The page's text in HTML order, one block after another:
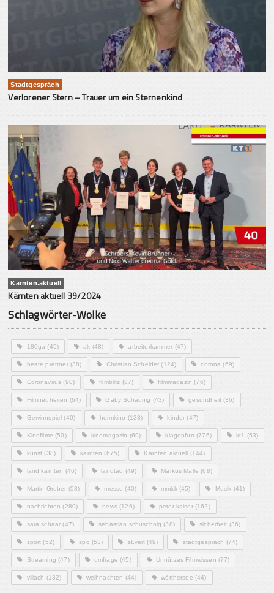
Stadtgespräch
Verlorener Stern – Trauer um ein Sternenkind
Kärnten.aktuell
Kärnten aktuell 39/2024
Schlagwörter-Wolke
180ga (45) ak (48) arbeiterkammer (47)
beate prettner(38) Christian Scheider (124) corona (69)
Coronavirus (90) filmblitz (87) filmmagazin (76)
Filmneuheiten (64) Gaby Schaunig (43) gesundheit(36)
Gewinnspiel (40) heimkino (138) kinder (47)
Kinofilme (50) kinomagazin (69) klagenfurt(776) kt1 (53)
kunst (38) kärnten (675) Kärnten aktuell (144)
land kärnten (46) landtag (49) Markus Malle (68)
Martin Gruber (58) messe (40) mmkk(45) Musik (41)
nachrichten (280) news(126) peter kaiser(162)
sara schaar (47) sebastian schuschnig (38) sicherheit (36)
sport (52) spö (53) st.veit(49) stadtgespräch (74)
Streaming (47) umfrage (45) Unnützes Filmwissen (77)
villach (132) weihnachten (44) wörthersee (44)